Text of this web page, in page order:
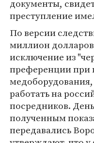
документы,
преступление
По версии
миллион долларов
исключение из
преференции при
работать на
посредников.
полученным
передавались